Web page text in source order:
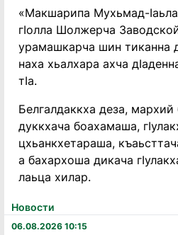
Новости
06.08.2026 10:15
«Макшарипа Мухьмад-
гIолла Шолжерча
урамашкарча шин тиканна
наха хьалхара ахча
тIа.
Белгалдаккха деза, мархий
дуккхача боахамаша,
цхьанкхетараша,
а бахархоша дикача
лаьца хилар.